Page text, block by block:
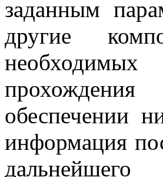
заданным
другие
обеспечении
информация